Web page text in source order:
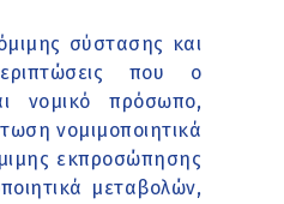
σύστασης και
που ο
νομικό πρόσωπο,
νομιμοποιητικά
εκπροσώπησης
μεταβολών,